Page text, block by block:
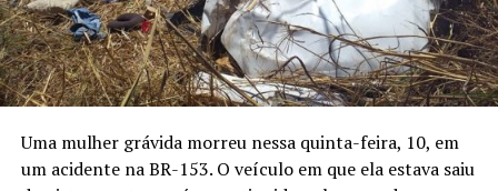
Uma mulher grávida morreu nessa quinta-feira, 10, em
um acidente na BR-153. O veículo em que ela estava saiu